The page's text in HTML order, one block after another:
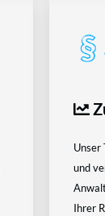
Unser
und
Ihrer